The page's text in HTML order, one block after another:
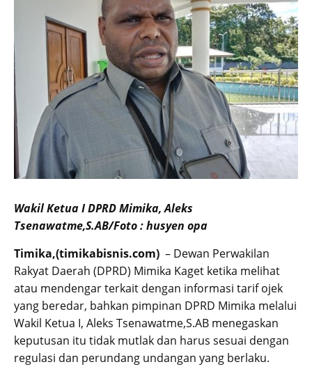
Wakil Ketua I DPRD Mimika, Aleks
Tsenawatme,S.AB/Foto : husyen opa
Timika,(timikabisnis.com) – Dewan Perwakilan
Rakyat Daerah (DPRD) Mimika Kaget ketika melihat
atau mendengar terkait dengan informasi tarif ojek
yang beredar, bahkan pimpinan DPRD Mimika melalui
Wakil Ketua I, Aleks Tsenawatme,S.AB menegaskan
keputusan itu tidak mutlak dan harus sesuai dengan
regulasi dan perundang undangan yang berlaku.